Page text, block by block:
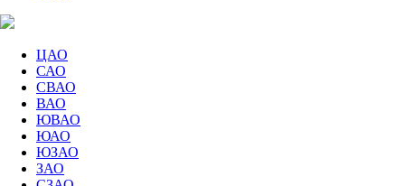
ЦАО
САО
СВАО
ВАО
ЮВАО
ЮАО
ЮЗАО
ЗАО